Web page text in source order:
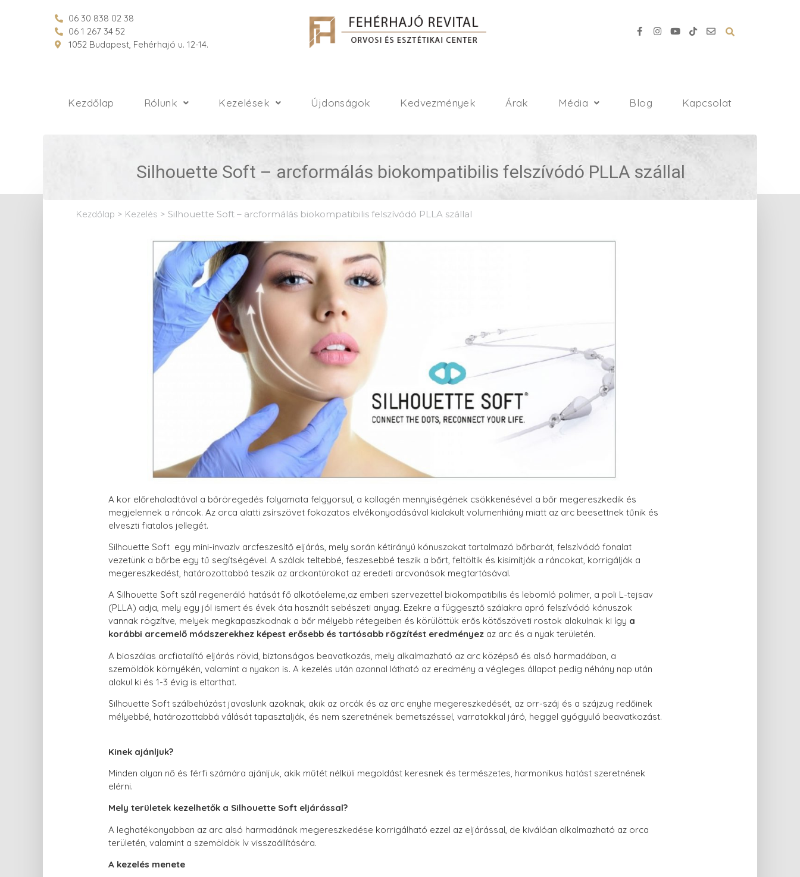
06 30 838 02 38
06 1 267 34 52
1052 Budapest, Fehérhajó u. 12-14.
Kezdőlap Rólunk Kezelések Újdonságok Kedvezmények Árak Média Blog Kapcsolat
Silhouette Soft – arcformálás biokompatibilis felszívódó PLLA szállal
Kezdőlap > Kezelés > Silhouette Soft – arcformálás biokompatibilis felszívódó PLLA szállal
A kor előrehaladtával a bőröregedés folyamata felgyorsul, a kollagén mennyiségének csökkenésével a bőr megereszkedik és
megjelennek a ráncok. Az orca alatti zsírszövet fokozatos elvékonyodásával kialakult volumenhiány miatt az arc beesettnek tűnik és
elveszti fiatalos jellegét.
Silhouette Soft egy mini-invazív arcfeszesítő eljárás, mely során kétirányú kónuszokat tartalmazó bőrbarát, felszívódó fonalat
vezetünk a bőrbe egy tű segítségével. A szálak teltebbé, feszesebbé teszik a bőrt, feltöltik és kisimítják a ráncokat, korrigálják a
megereszkedést, határozottabbá teszik az arckontúrokat az eredeti arcvonások megtartásával.
A Silhouette Soft szál regeneráló hatását fő alkotóeleme,az emberi szervezettel biokompatibilis és lebomló polimer, a poli L-tejsav
(PLLA) adja, mely egy jól ismert és évek óta használt sebészeti anyag. Ezekre a függesztő szálakra apró felszívódó kónuszok
vannak rögzítve, melyek megkapaszkodnak a bőr mélyebb rétegeiben és körülöttük erős kötőszöveti rostok alakulnak ki így a
korábbi arcemelő módszerekhez képest erősebb és tartósabb rögzítést eredményez az arc és a nyak területén.
A bioszálas arcfiatalító eljárás rövid, biztonságos beavatkozás, mely alkalmazható az arc középső és alsó harmadában, a
szemöldök környékén, valamint a nyakon is. A kezelés után azonnal látható az eredmény a végleges állapot pedig néhány nap után
alakul ki és 1-3 évig is eltarthat.
Silhouette Soft szálbehúzást javaslunk azoknak, akik az orcák és az arc enyhe megereszkedését, az orr-száj és a szájzug redőinek
mélyebbé, határozottabbá válását tapasztalják, és nem szeretnének bemetszéssel, varratokkal járó, heggel gyógyuló beavatkozást.
Kinek ajánljuk?
Minden olyan nő és férfi számára ajánljuk, akik műtét nélküli megoldást keresnek és természetes, harmonikus hatást szeretnének
elérni.
Mely területek kezelhetők a Silhouette Soft eljárással?
A leghatékonyabban az arc alsó harmadának megereszkedése korrigálható ezzel az eljárással, de kiválóan alkalmazható az orca
területén, valamint a szemöldök ív visszaállítására.
A kezelés menete